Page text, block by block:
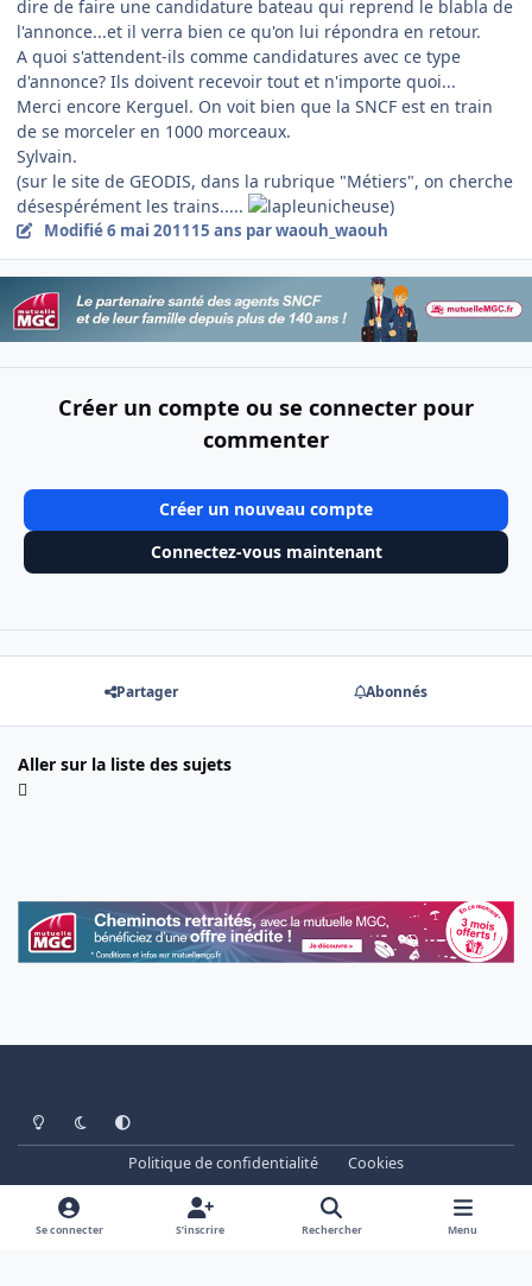
dire de faire une candidature bateau qui reprend le blabla de
l'annonce...et il verra bien ce qu'on lui répondra en retour.
A quoi s'attendent-ils comme candidatures avec ce type
d'annonce? Ils doivent recevoir tout et n'importe quoi...
Merci encore Kerguel. On voit bien que la SNCF est en train
de se morceler en 1000 morceaux.
Sylvain.
(sur le site de GEODIS, dans la rubrique "Métiers", on cherche
désespérément les trains.....
)
Modifié6 mai 201115 ans par waouh_waouh
Créer un compte ou se connecter pour
commenter
Créer un nouveau compte
Connectez-vous maintenant
Partager Abonnés
Aller sur la liste des sujets
Light ModeDark ModeSystem Preference
Politique de confidentialité
Cookies
www.cheminots.net - Forum Libre depuis 2003
Powered by
Invision Community
Se connecter S’inscrire Rechercher Menu